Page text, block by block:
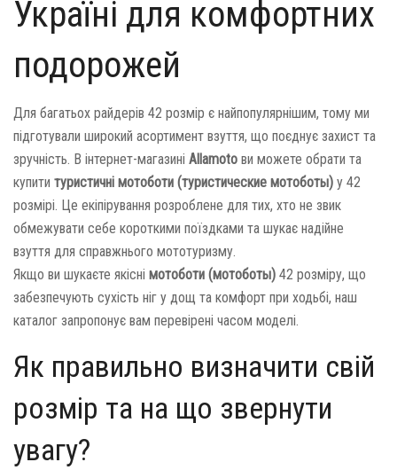
Україні для комфортних
подорожей
Для багатьох райдерів 42 розмір є найпопулярнішим, тому ми
підготували широкий асортимент взуття, що поєднує захист та
зручність. В інтернет-магазині Allamoto ви можете обрати та
купити туристичні мотоботи (туристические мотоботы) у 42
розмірі. Це екіпірування розроблене для тих, хто не звик
обмежувати себе короткими поїздками та шукає надійне
взуття для справжнього мототуризму.
Якщо ви шукаєте якісні мотоботи (мотоботы) 42 розміру, що
забезпечують сухість ніг у дощ та комфорт при ходьбі, наш
каталог запропонує вам перевірені часом моделі.
Як правильно визначити свій
розмір та на що звернути
увагу?